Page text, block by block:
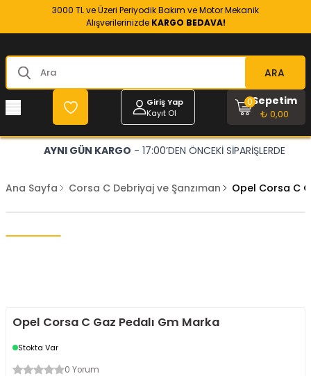
3000 TL ve Üzeri Periyodik Bakım ve Motor Mekanik
Alışverilerinizde KARGO BEDAVA!
ARA
Giriş Yap
Kayıt Ol
Sepetim
₺ 0,00
0
AYNI GÜN KARGO - 17:00’DEN ÖNCEKİ SİPARİŞLERDE
Ana Sayfa Corsa C Debriyaj ve Şanzıman Opel Corsa C
Opel Corsa C Gaz Pedalı Gm Marka
Stokta Var
0 Yorum